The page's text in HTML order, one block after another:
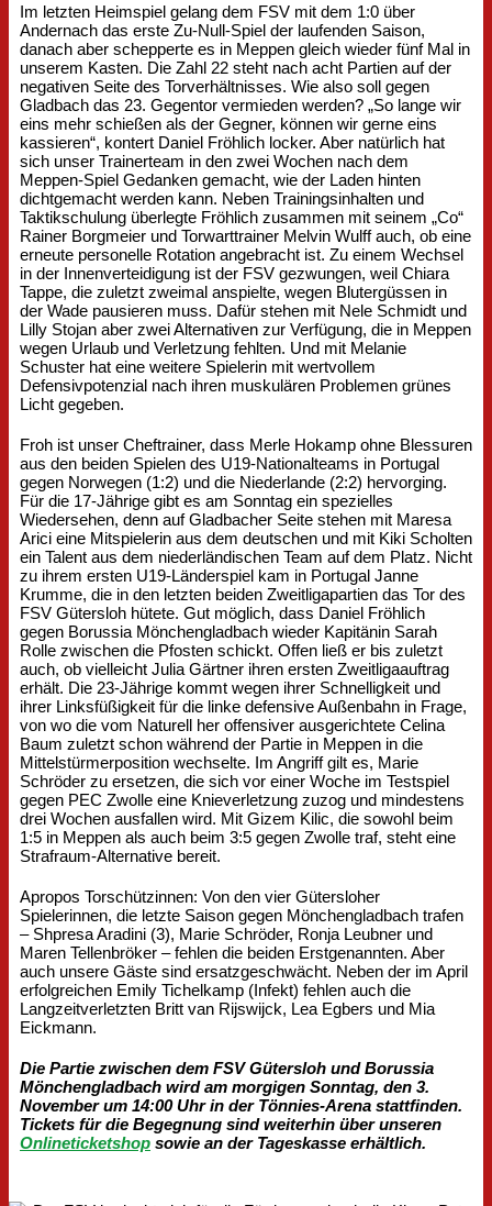
Im letzten Heimspiel gelang dem FSV mit dem 1:0 über
Andernach das erste Zu-Null-Spiel der laufenden Saison,
danach aber schepperte es in Meppen gleich wieder fünf Mal in
unserem Kasten. Die Zahl 22 steht nach acht Partien auf der
negativen Seite des Torverhältnisses. Wie also soll gegen
Gladbach das 23. Gegentor vermieden werden? „So lange wir
eins mehr schießen als der Gegner, können wir gerne eins
kassieren“, kontert Daniel Fröhlich locker. Aber natürlich hat
sich unser Trainerteam in den zwei Wochen nach dem
Meppen-Spiel Gedanken gemacht, wie der Laden hinten
dichtgemacht werden kann. Neben Trainingsinhalten und
Taktikschulung überlegte Fröhlich zusammen mit seinem „Co“
Rainer Borgmeier und Torwarttrainer Melvin Wulff auch, ob eine
erneute personelle Rotation angebracht ist. Zu einem Wechsel
in der Innenverteidigung ist der FSV gezwungen, weil Chiara
Tappe, die zuletzt zweimal anspielte, wegen Blutergüssen in
der Wade pausieren muss. Dafür stehen mit Nele Schmidt und
Lilly Stojan aber zwei Alternativen zur Verfügung, die in Meppen
wegen Urlaub und Verletzung fehlten. Und mit Melanie
Schuster hat eine weitere Spielerin mit wertvollem
Defensivpotenzial nach ihren muskulären Problemen grünes
Licht gegeben.
Froh ist unser Cheftrainer, dass Merle Hokamp ohne Blessuren
aus den beiden Spielen des U19-Nationalteams in Portugal
gegen Norwegen (1:2) und die Niederlande (2:2) hervorging.
Für die 17-Jährige gibt es am Sonntag ein spezielles
Wiedersehen, denn auf Gladbacher Seite stehen mit Maresa
Arici eine Mitspielerin aus dem deutschen und mit Kiki Scholten
ein Talent aus dem niederländischen Team auf dem Platz. Nicht
zu ihrem ersten U19-Länderspiel kam in Portugal Janne
Krumme, die in den letzten beiden Zweitligapartien das Tor des
FSV Gütersloh hütete. Gut möglich, dass Daniel Fröhlich
gegen Borussia Mönchengladbach wieder Kapitänin Sarah
Rolle zwischen die Pfosten schickt. Offen ließ er bis zuletzt
auch, ob vielleicht Julia Gärtner ihren ersten Zweitligaauftrag
erhält. Die 23-Jährige kommt wegen ihrer Schnelligkeit und
ihrer Linksfüßigkeit für die linke defensive Außenbahn in Frage,
von wo die vom Naturell her offensiver ausgerichtete Celina
Baum zuletzt schon während der Partie in Meppen in die
Mittelstürmerposition wechselte. Im Angriff gilt es, Marie
Schröder zu ersetzen, die sich vor einer Woche im Testspiel
gegen PEC Zwolle eine Knieverletzung zuzog und mindestens
drei Wochen ausfallen wird. Mit Gizem Kilic, die sowohl beim
1:5 in Meppen als auch beim 3:5 gegen Zwolle traf, steht eine
Strafraum-Alternative bereit.
Apropos Torschützinnen: Von den vier Gütersloher
Spielerinnen, die letzte Saison gegen Mönchengladbach trafen
– Shpresa Aradini (3), Marie Schröder, Ronja Leubner und
Maren Tellenbröker – fehlen die beiden Erstgenannten. Aber
auch unsere Gäste sind ersatzgeschwächt. Neben der im April
erfolgreichen Emily Tichelkamp (Infekt) fehlen auch die
Langzeitverletzten Britt van Rijswijck, Lea Egbers und Mia
Eickmann.
Die Partie zwischen dem FSV Gütersloh und Borussia
Mönchengladbach wird am morgigen Sonntag, den 3.
November um 14:00 Uhr in der Tönnies-Arena stattfinden.
Tickets für die Begegnung sind weiterhin über unseren
Onlineticketshop sowie an der Tageskasse erhältlich.